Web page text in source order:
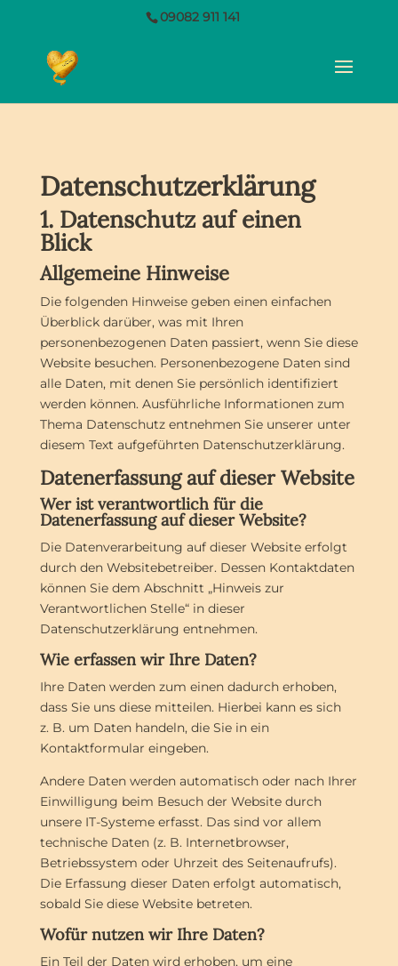
09082 911 141
Datenschutz­erklärung
1. Datenschutz auf einen
Blick
Allgemeine Hinweise
Die folgenden Hinweise geben einen einfachen
Überblick darüber, was mit Ihren
personenbezogenen Daten passiert, wenn Sie diese
Website besuchen. Personenbezogene Daten sind
alle Daten, mit denen Sie persönlich identifiziert
werden können. Ausführliche Informationen zum
Thema Datenschutz entnehmen Sie unserer unter
diesem Text aufgeführten Datenschutzerklärung.
Datenerfassung auf dieser Website
Wer ist verantwortlich für die
Datenerfassung auf dieser Website?
Die Datenverarbeitung auf dieser Website erfolgt
durch den Websitebetreiber. Dessen Kontaktdaten
können Sie dem Abschnitt „Hinweis zur
Verantwortlichen Stelle“ in dieser
Datenschutzerklärung entnehmen.
Wie erfassen wir Ihre Daten?
Ihre Daten werden zum einen dadurch erhoben,
dass Sie uns diese mitteilen. Hierbei kann es sich
z. B. um Daten handeln, die Sie in ein
Kontaktformular eingeben.
Andere Daten werden automatisch oder nach Ihrer
Einwilligung beim Besuch der Website durch
unsere IT-Systeme erfasst. Das sind vor allem
technische Daten (z. B. Internetbrowser,
Betriebssystem oder Uhrzeit des Seitenaufrufs).
Die Erfassung dieser Daten erfolgt automatisch,
sobald Sie diese Website betreten.
Wofür nutzen wir Ihre Daten?
Ein Teil der Daten wird erhoben, um eine